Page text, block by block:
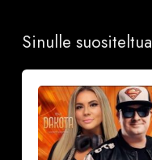
Sinulle suositeltua
19.9.2026